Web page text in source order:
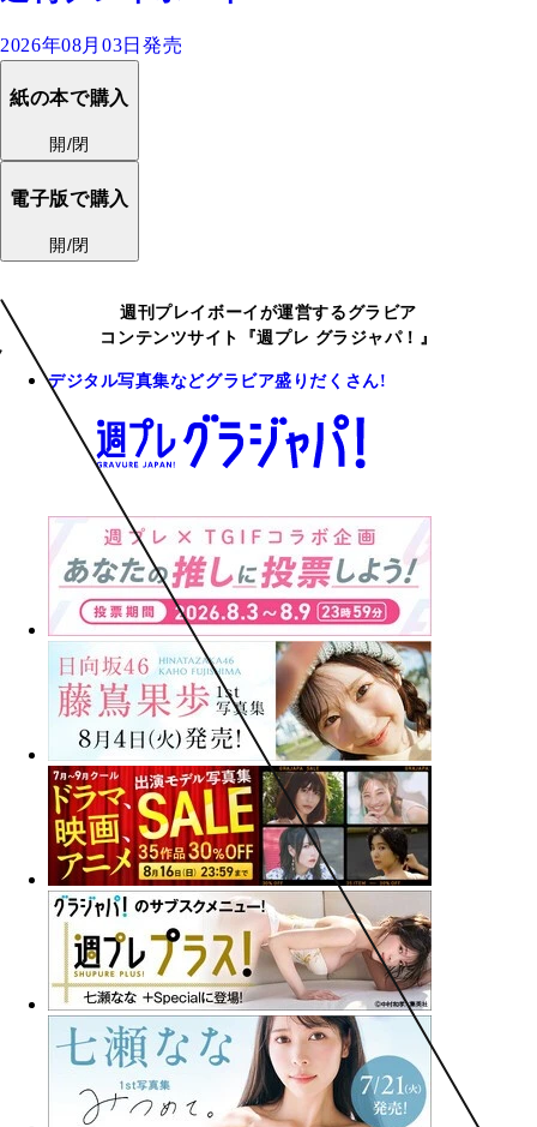
2026年08月03日発売
紙の本で購入
開/閉
電子版で購入
開/閉
週刊プレイボーイが運営するグラビア
コンテンツサイト『週プレ グラジャパ！』
デジタル写真集などグラビア盛りだくさん!